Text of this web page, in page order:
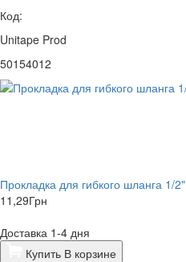
Код:
Unitape Prod
50154012
Прокладка для гибкого шланга 1/2"
11,29Грн
Доставка 1-4 дня
Купить В корзине